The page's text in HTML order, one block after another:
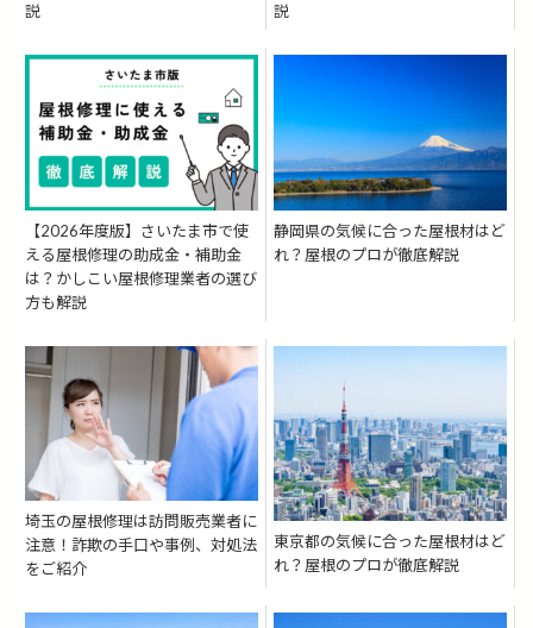
説
説
【2026年度版】さいたま市で使
える屋根修理の助成金・補助金
は？かしこい屋根修理業者の選び
方も解説
静岡県の気候に合った屋根材はど
れ？屋根のプロが徹底解説
埼玉の屋根修理は訪問販売業者に
注意！詐欺の手口や事例、対処法
をご紹介
東京都の気候に合った屋根材はど
れ？屋根のプロが徹底解説